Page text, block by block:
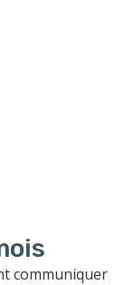
communiquer